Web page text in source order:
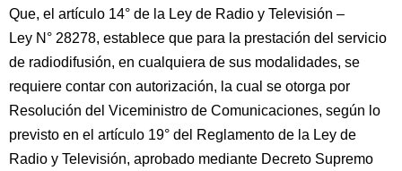
Que, el artículo 14° de la Ley de Radio y Televisión –
Ley N° 28278, establece que para la prestación del servicio
de radiodifusión, en cualquiera de sus modalidades, se
requiere contar con autorización, la cual se otorga por
Resolución del Viceministro de Comunicaciones, según lo
previsto en el artículo 19° del Reglamento de la Ley de
Radio y Televisión, aprobado mediante Decreto Supremo